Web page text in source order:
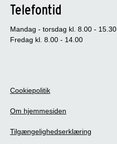
Telefontid
Mandag - torsdag kl. 8.00 - 15.30
Fredag kl. 8.00 - 14.00
Cookiepolitik
Om hjemmesiden
Tilgængelighedserklæring